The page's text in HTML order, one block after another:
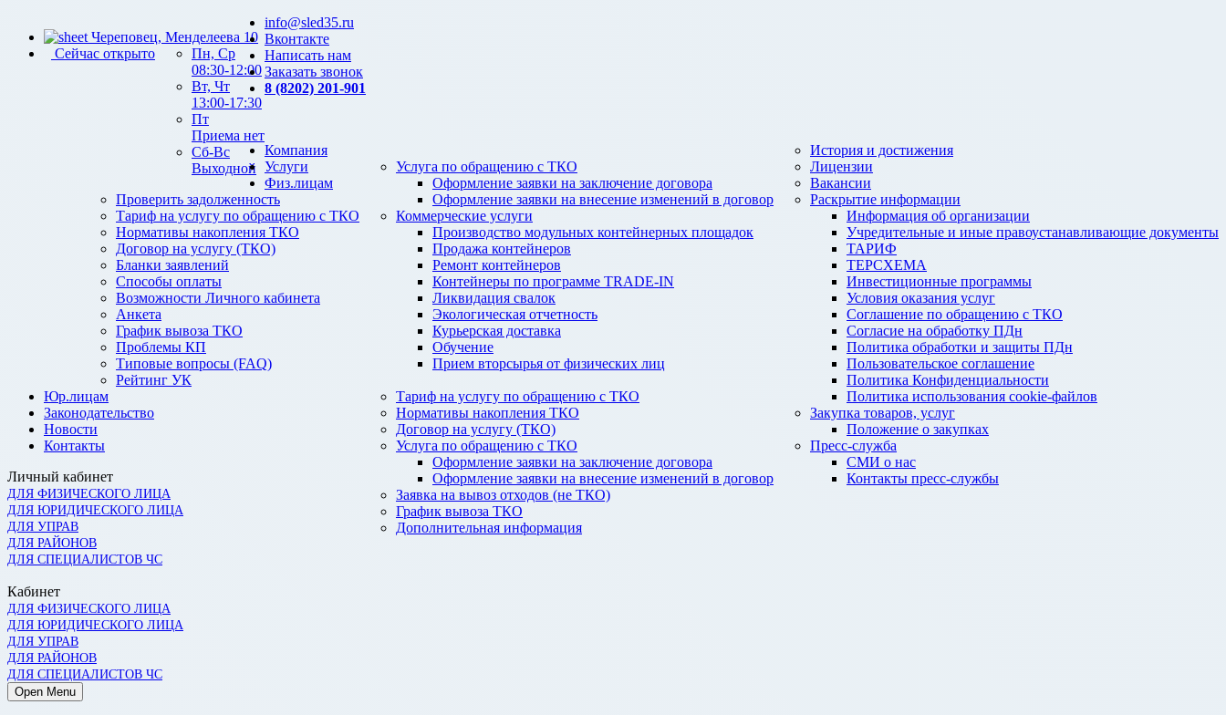
Череповец, Менделеева 10
Сейчас открыто
Пн, Ср
08:30-12:00
Вт, Чт
13:00-17:30
Пт
Приема нет
Сб-Вс
Выходной
info@sled35.ru
Вконтакте
Написать нам
Заказать звонок
8 (8202) 201-901
Компания
История и достижения
Лицензии
Вакансии
Раскрытие информации
Информация об организации
Учредительные и иные правоустанавливающие документы
ТАРИФ
ТЕРСХЕМА
Инвестиционные программы
Условия оказания услуг
Соглашение по обращению с ТКО
Согласие на обработку ПДн
Политика обработки и защиты ПДн
Пользовательское соглашение
Политика Конфиденциальности
Политика использования cookie-файлов
Закупка товаров, услуг
Положение о закупках
Пресс-служба
СМИ о нас
Контакты пресс-службы
Услуги
Услуга по обращению с ТКО
Оформление заявки на заключение договора
Оформление заявки на внесение изменений в договор
Коммерческие услуги
Производство модульных контейнерных площадок
Продажа контейнеров
Ремонт контейнеров
Контейнеры по программе TRADE-IN
Ликвидация свалок
Экологическая отчетность
Курьерская доставка
Обучение
Прием вторсырья от физических лиц
Физ.лицам
Проверить задолженность
Тариф на услугу по обращению с ТКО
Нормативы накопления ТКО
Договор на услугу (ТКО)
Бланки заявлений
Способы оплаты
Возможности Личного кабинета
Анкета
График вывоза ТКО
Проблемы КП
Типовые вопросы (FAQ)
Рейтинг УК
Юр.лицам
Тариф на услугу по обращению с ТКО
Нормативы накопления ТКО
Договор на услугу (ТКО)
Услуга по обращению с ТКО
Оформление заявки на заключение договора
Оформление заявки на внесение изменений в договор
Заявка на вывоз отходов (не ТКО)
График вывоза ТКО
Дополнительная информация
Законодательство
Новости
Контакты
Личный кабинет
ДЛЯ ФИЗИЧЕСКОГО ЛИЦА
ДЛЯ ЮРИДИЧЕСКОГО ЛИЦА
ДЛЯ УПРАВ
ДЛЯ РАЙОНОВ
ДЛЯ СПЕЦИАЛИСТОВ ЧС
Кабинет
ДЛЯ ФИЗИЧЕСКОГО ЛИЦА
ДЛЯ ЮРИДИЧЕСКОГО ЛИЦА
ДЛЯ УПРАВ
ДЛЯ РАЙОНОВ
ДЛЯ СПЕЦИАЛИСТОВ ЧС
Open Menu